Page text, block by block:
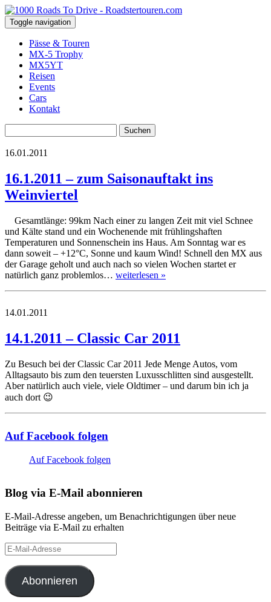
Toggle navigation
Pässe & Touren
MX-5 Trophy
MX5YT
Reisen
Events
Cars
Kontakt
nach:
16.01.2011
16.1.2011 – zum Saisonauftakt ins
Weinviertel
Gesamtlänge: 99km Nach einer zu langen Zeit mit viel Schnee
und Kälte stand und ein Wochenende mit frühlingshaften
Temperaturen und Sonnenschein ins Haus. Am Sonntag war es
dann soweit – +12°C, Sonne und kaum Wind! Schnell den MX aus
der Garage geholt und auch nach so vielen Wochen startet er
natürlich ganz problemlos… weiterlesen »
14.01.2011
14.1.2011 – Classic Car 2011
Zu Besuch bei der Classic Car 2011 Jede Menge Autos, vom
Alltagsauto bis zum den teuersten Luxusschlitten sind ausgestellt.
Aber natürlich auch viele, viele Oldtimer – und darum bin ich ja
auch dort 😉
Auf Facebook folgen
Auf Facebook folgen
Blog via E-Mail abonnieren
E-Mail-Adresse angeben, um Benachrichtigungen über neue
Beiträge via E-Mail zu erhalten
E-
Mail-
Adresse
Abonnieren